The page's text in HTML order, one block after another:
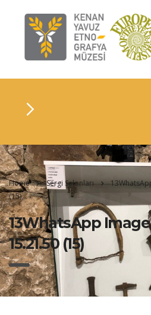
Home Sergi Salonları
(15)
13WhatsApp Image
15.21.50 (15)